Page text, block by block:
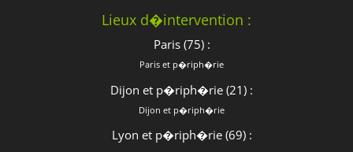
Lieux d�intervention :
Paris (75) :
Paris et p�riph�rie
Dijon et p�riph�rie (21) :
Dijon et p�riph�rie
Lyon et p�riph�rie (69) :